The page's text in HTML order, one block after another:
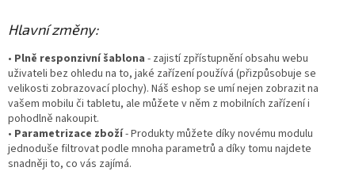
Hlavní změny:
• Plně responzivní šablona - zajistí zpřístupnění obsahu webu
uživateli bez ohledu na to, jaké zařízení používá (přizpůsobuje se
velikosti zobrazovací plochy). Náš eshop se umí nejen zobrazit na
vašem mobilu či tabletu, ale můžete v něm z mobilních zařízení i
pohodlně nakoupit.
• Parametrizace zboží- Produkty můžete díky novému modulu
jednoduše filtrovat podle mnoha parametrů a díky tomu najdete
snadněji to, co vás zajímá.